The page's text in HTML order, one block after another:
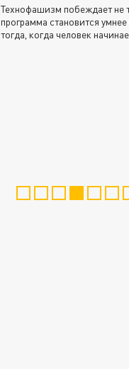
Технофашизм побеждает не
программа становится
тогда, когда человек